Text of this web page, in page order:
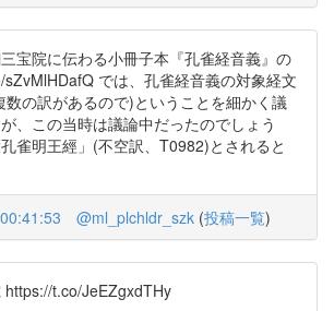
宝院に伝わる小冊子本『孔雀経音義』の
では、孔雀経音義の対象経文
数の訳があるので)ということを細かく議
、この当時は議論中だったのでしょう
雀明王經」(不空訳、T0982)とされると
@ml_plchldr_szk (投稿一覧)
https://t.co/JeEZgxdTHy